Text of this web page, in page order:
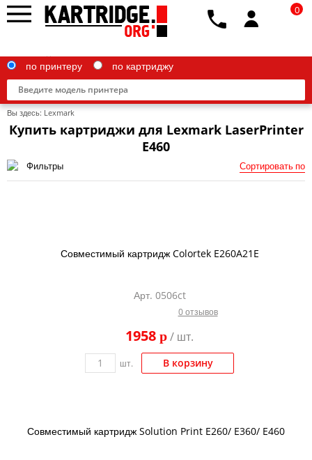
Brother
по принтеру по картриджу
0
Вы здесь: Lexmark
Купить картриджи для Lexmark LaserPrinter
E460
Фильтры Сортировать по
Совместимый картридж Colortek E260A21E
Арт. 0506ct
0 отзывов
1958 p/ шт.
шт. В корзину
Совместимый картридж Solution Print E260/ E360/ E460